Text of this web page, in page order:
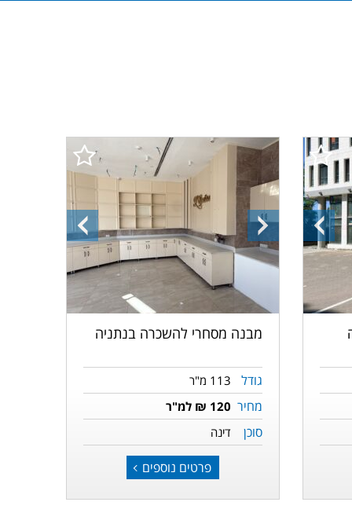
התמונה
הקודמת
התמונה
הקודמת
התמונה
הבאה
מבנה מסחרי להשכרה בנתניה
גודל 113 מ"ר
מחיר 120 ₪ למ"ר
סוכן דינה
פרטים נוספים